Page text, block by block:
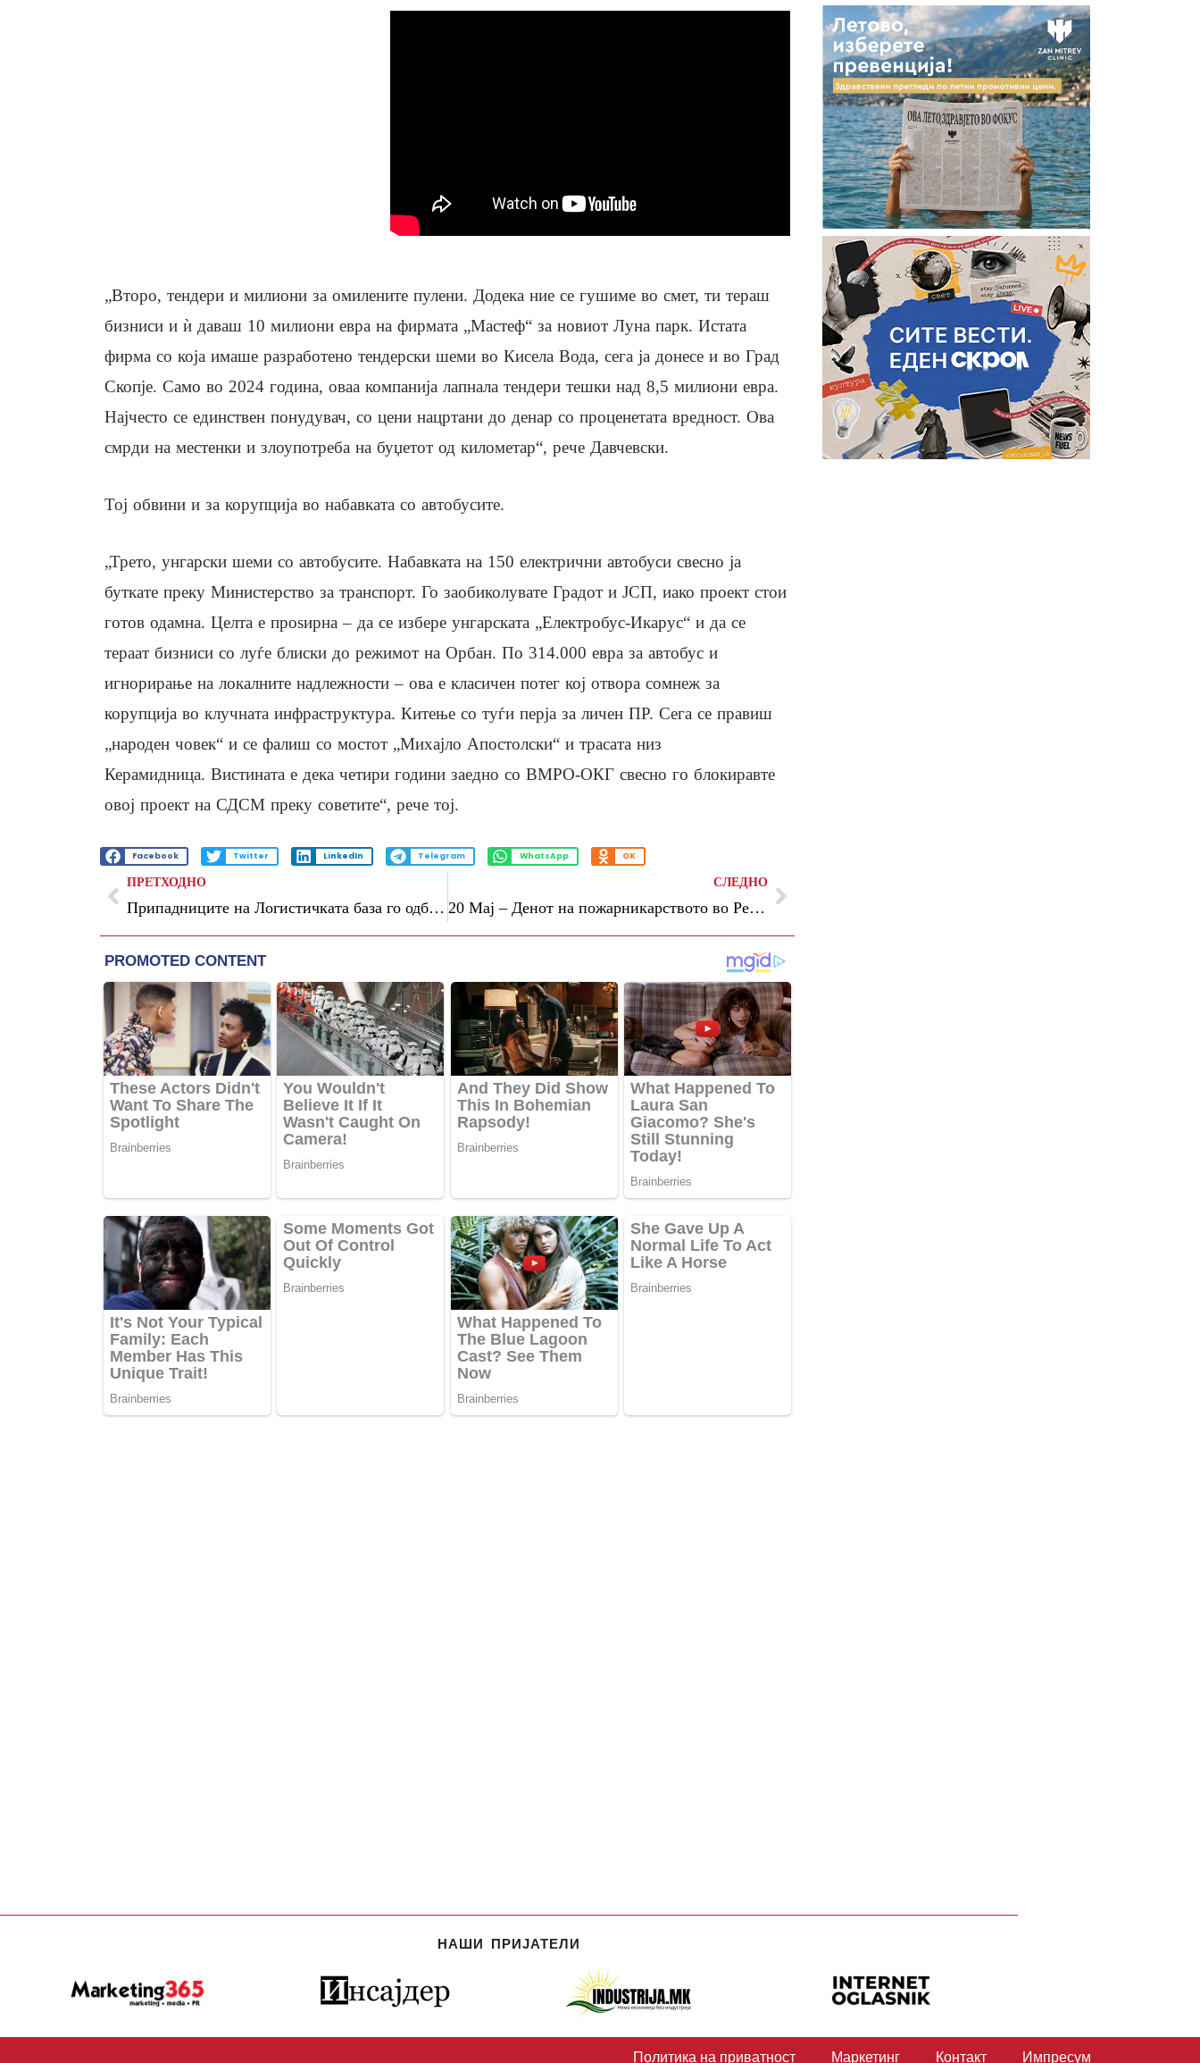
„Второ, тендери и милиони за омилените пулени. Додека ние се гушиме во смет, ти тераш
бизниси и ѝ даваш 10 милиони евра на фирмата „Мастеф“ за новиот Луна парк. Истата
фирма со која имаше разработено тендерски шеми во Кисела Вода, сега ја донесе и во Град
Скопје. Само во 2024 година, оваа компанија лапнала тендери тешки над 8,5 милиони евра.
Најчесто се единствен понудувач, со цени нацртани до денар со проценетата вредност. Ова
смрди на местенки и злоупотреба на буџетот од километар“, рече Давчевски.
Тој обвини и за корупција во набавката со автобусите.
„Трето, унгарски шеми со автобусите. Набавката на 150 електрични автобуси свесно ја
буткате преку Министерство за транспорт. Го заобиколувате Градот и ЈСП, иако проект стои
готов одамна. Целта е проѕирна – да се избере унгарската „Електробус-Икарус“ и да се
тераат бизниси со луѓе блиски до режимот на Орбан. По 314.000 евра за автобус и
игнорирање на локалните надлежности – ова е класичен потег кој отвора сомнеж за
корупција во клучната инфраструктура. Китење со туѓи перја за личен ПР. Сега се правиш
„народен човек“ и се фалиш со мостот „Михајло Апостолски“ и трасата низ
Керамидница. Вистината е дека четири години заедно со ВМРО-ОКГ свесно го блокиравте
овој проект на СДСМ преку советите“, рече тој.
Facebook Twitter LinkedIn Telegram WhatsApp OK
ПРЕТХОДНО
Припадниците на Логистичката база го одбележаа 20 Мај – Денот на Логистичката база
СЛЕДНО
20 Мај – Денот на пожарникарството во Република Македонија!
НАШИ ПРИЈАТЕЛИ
Политика на приватност Маркетинг Контакт Импресум